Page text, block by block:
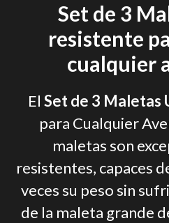
Set de 3
resistente
cualquier
El Set de 3 Maletas
para Cualquier
maletas son
resistentes, capaces
veces su peso sin
de la maleta grande